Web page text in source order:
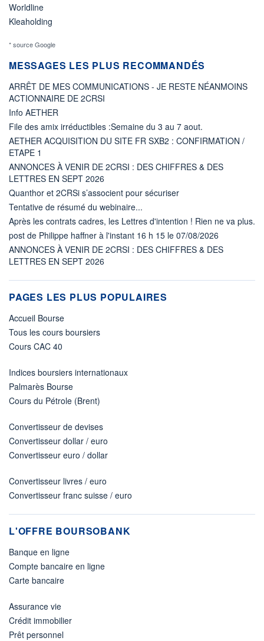
Worldline
Kleaholding
* source Google
MESSAGES LES PLUS RECOMMANDÉS
ARRÊT DE MES COMMUNICATIONS - JE RESTE NÉANMOINS
ACTIONNAIRE DE 2CRSI
Info AETHER
File des amix irréductibles :Semaine du 3 au 7 aout.
AETHER ACQUISITION DU SITE FR SXB2 : CONFIRMATION /
ETAPE 1
ANNONCES À VENIR DE 2CRSI : DES CHIFFRES & DES
LETTRES EN SEPT 2026
Quanthor et 2CRSi s’associent pour sécuriser
Tentative de résumé du webinaire...
Après les contrats cadres, les Lettres d'intention ! Rien ne va plus.
post de Philippe haffner à l'instant 16 h 15 le 07/08/2026
ANNONCES À VENIR DE 2CRSI : DES CHIFFRES & DES
LETTRES EN SEPT 2026
PAGES LES PLUS POPULAIRES
Accueil Bourse
Tous les cours boursiers
Cours CAC 40
Indices boursiers internationaux
Palmarès Bourse
Cours du Pétrole (Brent)
Convertisseur de devises
Convertisseur dollar / euro
Convertisseur euro / dollar
Convertisseur livres / euro
Convertisseur franc suisse / euro
L'OFFRE BOURSOBANK
Banque en ligne
Compte bancaire en ligne
Carte bancaire
Assurance vie
Crédit immobilier
Prêt personnel